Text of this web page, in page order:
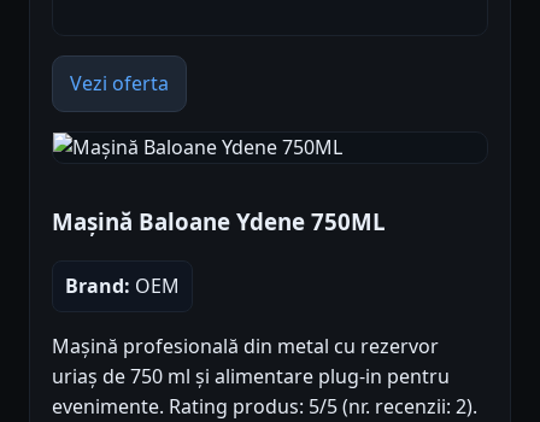
Vezi oferta
Mașină Baloane Ydene 750ML
Brand: OEM
Mașină profesională din metal cu rezervor
uriaș de 750 ml și alimentare plug-in pentru
evenimente. Rating produs: 5/5 (nr. recenzii: 2).